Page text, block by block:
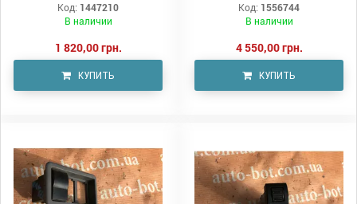
Код: 1447210
В наличии
1 820,00 грн.
КУПИТЬ
Код: 1556744
В наличии
4 550,00 грн.
КУПИТЬ